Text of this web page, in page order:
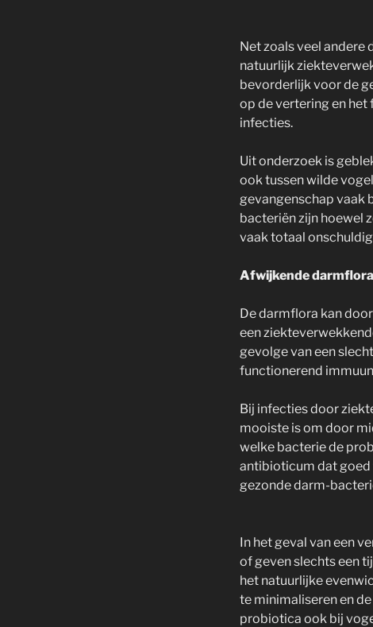
Net zoals veel andere
natuurlijk
bevorderlijk voor de
op de vertering en het
infecties.
Uit onderzoek is
ook tussen wilde
gevangenschap vaak
bacteriën zijn hoewel
vaak totaal
Afwijkende darmflora
De darmflora kan
een
gevolge van een
functionerend
Bij infecties door
mooiste is om door
welke bacterie de
antibioticum dat goed
gezonde darm-
In het geval van een
of geven slechts een
het natuurlijke
te minimaliseren en
probiotica ook bij